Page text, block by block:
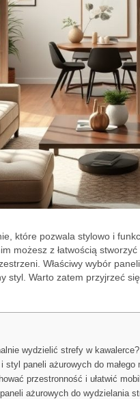
które pozwala stylowo i
możesz z łatwością
Właściwy wybór
styl. Warto zatem przyjrzeć
wydzielić strefy w kawalerce?
styl paneli ażurowych do małego
przestronność i ułatwić
ażurowych do wydzielania